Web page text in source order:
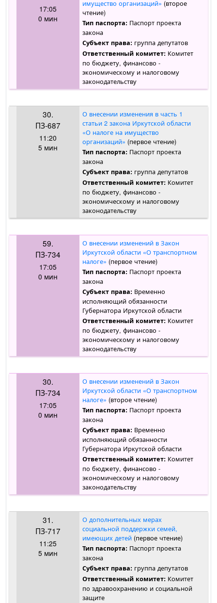
17:05
0 мин
имущество организаций» (второе
чтение)
Тип паспорта: Паспорт проекта
закона
Субъект права: группа депутатов
Ответственный комитет: Комитет
по бюджету, финансово -
экономическому и налоговому
законодательству
30.
ПЗ-687
11:20
5 мин
О внесении изменения в часть 1
статьи 2 закона Иркутской области
«О налоге на имущество
организаций» (первое чтение)
Тип паспорта: Паспорт проекта
закона
Субъект права: группа депутатов
Ответственный комитет: Комитет
по бюджету, финансово -
экономическому и налоговому
законодательству
59.
ПЗ-734
17:05
0 мин
О внесении изменений в Закон
Иркутской области «О транспортном
налоге» (первое чтение)
Тип паспорта: Паспорт проекта
закона
Субъект права: Временно
исполняющий обязанности
Губернатора Иркутской области
Ответственный комитет: Комитет
по бюджету, финансово -
экономическому и налоговому
законодательству
30.
ПЗ-734
17:05
0 мин
О внесении изменений в Закон
Иркутской области «О транспортном
налоге» (второе чтение)
Тип паспорта: Паспорт проекта
закона
Субъект права: Временно
исполняющий обязанности
Губернатора Иркутской области
Ответственный комитет: Комитет
по бюджету, финансово -
экономическому и налоговому
законодательству
31.
ПЗ-717
11:25
5 мин
О дополнительных мерах
социальной поддержки семей,
имеющих детей (первое чтение)
Тип паспорта: Паспорт проекта
закона
Субъект права: группа депутатов
Ответственный комитет: Комитет
по здравоохранению и социальной
защите